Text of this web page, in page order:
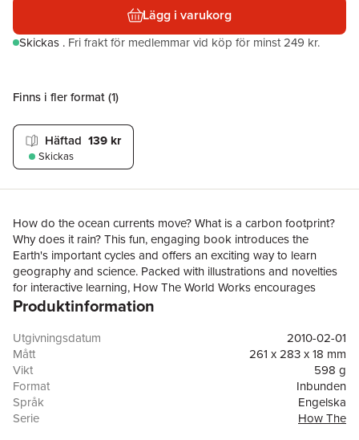
Lägg i varukorg
Skickas . Fri frakt för medlemmar vid köp för minst 249 kr.
Finns i fler format (1)
Häftad 139 kr
Skickas
How do the ocean currents move? What is a carbon footprint?
Why does it rain? This fun, engaging book introduces the
Earth's important cycles and offers an exciting way to learn
geography and science. Packed with illustrations and novelties
for interactive learning, How The World Works encourages
children to think about our impact on the environment, while
Produktinformation
Utgivningsdatum
2010-02-01
Mått
261 x 283 x 18 mm
Vikt
598 g
Format
Inbunden
Språk
Engelska
Serie
How The